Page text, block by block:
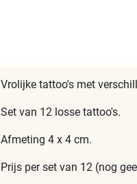
Vrolijke tattoo's met
Set van 12 losse tattoo's.
Afmeting 4 x 4 cm.
Prijs per set van 12 (nog